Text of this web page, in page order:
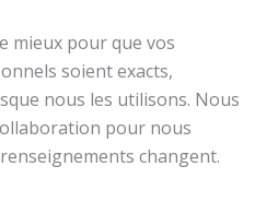
mieux pour que vos
soient exacts,
nous les utilisons. Nous
pour nous
changent.